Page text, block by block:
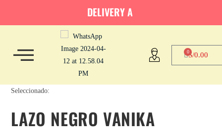
DELIVERY A
S/0.00
0
Seleccionado:
LAZO NEGRO VANIKA